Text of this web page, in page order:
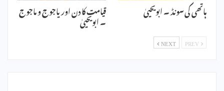
ہاتھی کی سونڈ ۔ ابویحییٰ قیامت کا دن اور یاجوج و ماجوج
۔ ابویحییٰ
NEXT